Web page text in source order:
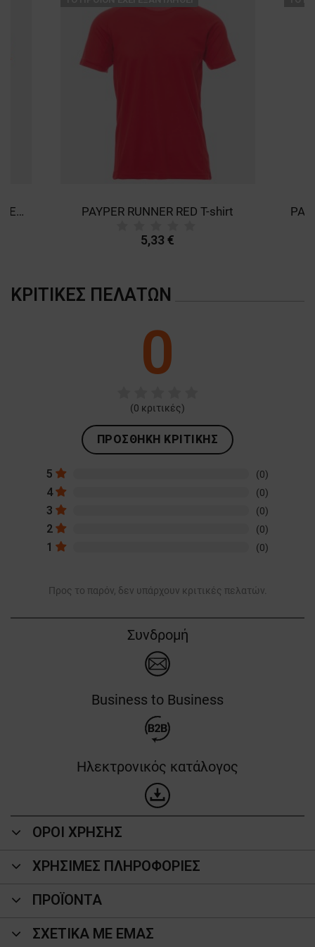
PAYPER RUNNER FLUO ORANGE T-shirt PAYPER RUNNER RED T-shirt
5,33 €
ΚΡΙΤΙΚΈΣ ΠΕΛΑΤΏΝ
0
(0 κριτικές)
ΠΡΟΣΘΉΚΗ ΚΡΙΤΙΚΉΣ
5 (0)
4 (0)
3 (0)
2 (0)
1 (0)
Προς το παρόν, δεν υπάρχουν κριτικές πελατών.
Συνδρομή
Business to Business
Ηλεκτρονικός κατάλογος
ΟΡΟΙ ΧΡΗΣΗΣ
ΧΡΗΣΙΜΕΣ ΠΛΗΡΟΦΟΡΙΕΣ
ΠΡΟΪΌΝΤΑ
ΣΧΕΤΙΚΑ ΜΕ ΕΜΑΣ